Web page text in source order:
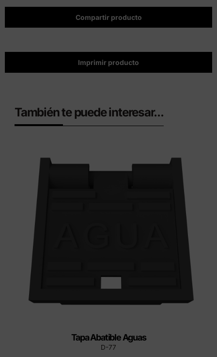
Compartir producto
Imprimir producto
También te puede interesar...
Tapa Abatible Aguas
D-77